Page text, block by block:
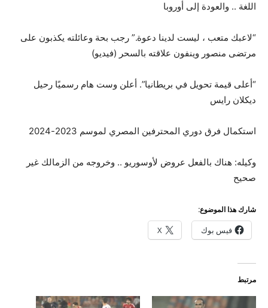
اللغة .. والعودة إلى أوروبا
“لاعبك متعب ، ليست لدينا دعوة.” رجب بحة وعائلته يكذبون على
مرتضى منصور وينفون علاقته بالسحر (فيديو)
“أعلى قيمة تحويل في بريطانيا”. أعلن وست هام رسميًا رحيل
ديكلان رايس
استكمال فرق دوري المحترفين المصري لموسم 2023-2024
وكيله: هناك بالفعل عروض لأوسوريو .. وخروجه من الزمالك غير
صحيح
شارك هذا الموضوع:
فيس بوك X
مرتبط